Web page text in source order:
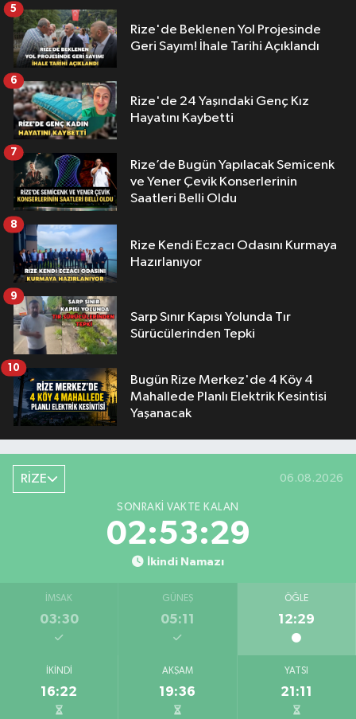
Rize'de Beklenen Yol Projesinde
Geri Sayım! İhale Tarihi Açıklandı
5
Rize'de 24 Yaşındaki Genç Kız
Hayatını Kaybetti
6
Rize’de Bugün Yapılacak Semicenk
ve Yener Çevik Konserlerinin
Saatleri Belli Oldu
7
Rize Kendi Eczacı Odasını Kurmaya
Hazırlanıyor
8
Sarp Sınır Kapısı Yolunda Tır
Sürücülerinden Tepki
9
Bugün Rize Merkez'de 4 Köy 4
Mahallede Planlı Elektrik Kesintisi
Yaşanacak
10
RİZE 06.08.2026
SONRAKI VAKTE KALAN
02:53:29
İkindi Namazı
İMSAK
03:30
GÜNEŞ
05:11
ÖĞLE
12:29
İKINDI
16:22
AKŞAM
19:36
YATSI
21:11